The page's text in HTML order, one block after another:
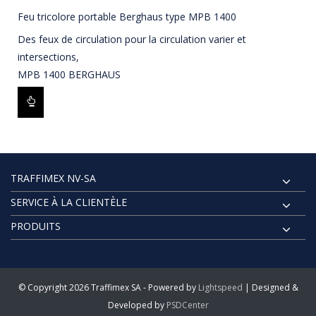
Feu tricolore portable Berghaus type MPB 1400
Des feux de circulation pour la circulation varier et
intersections,
MPB 1400 BERGHAUS
TRAFFIMEX NV-SA
SERVICE À LA CLIENTÈLE
PRODUITS
© Copyright 2026 Traffimex SA - Powered by Lightspeed | Designed &
Developed by PSDCenter